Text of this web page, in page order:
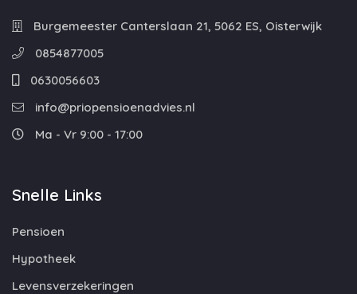
Burgemeester Canterslaan 21, 5062 ES, Oisterwijk
0854877005
0630056603
info@priopensioenadvies.nl
Ma - Vr 9:00 - 17:00
Snelle Links
Pensioen
Hypotheek
Levensverzekeringen